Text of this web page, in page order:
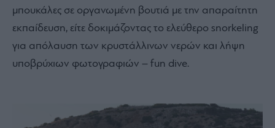
μπουκάλες σε οργανωμένη βουτιά με την απαραίτητη
εκπαίδευση, είτε δοκιμάζοντας το ελεύθερο snorkeling
για απόλαυση των κρυστάλλινων νερών και λήψη
υποβρύχιων φωτογραφιών – fun dive.